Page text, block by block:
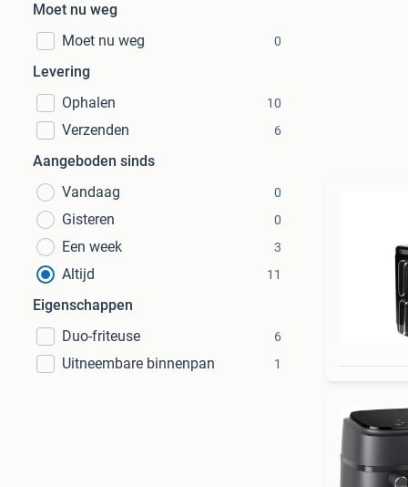
Moet nu weg
Moet nu weg
0
Levering
Ophalen
10
Verzenden 6
Aangeboden sinds
Vandaag
0
Gisteren 0
Een week 3
Altijd 11
Eigenschappen
Duo-friteuse
6
Uitneembare binnenpan 1